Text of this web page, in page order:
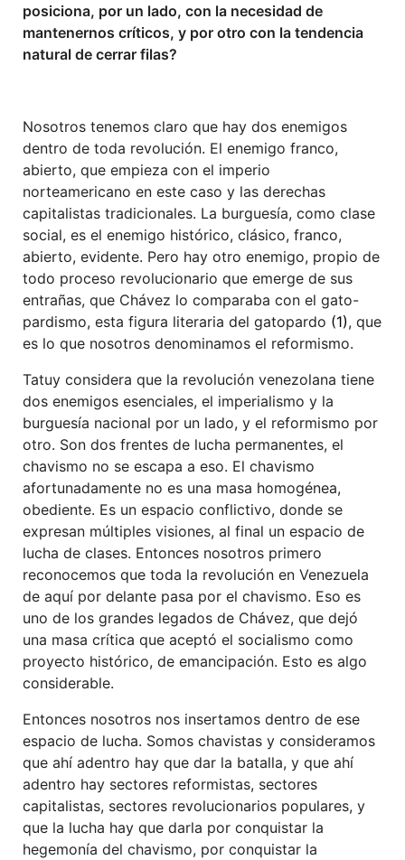
posiciona, por un lado, con la necesidad de
mantenernos críticos, y por otro con la tendencia
natural de cerrar filas?
Nosotros tenemos claro que hay dos enemigos
dentro de toda revolución. El enemigo franco,
abierto, que empieza con el imperio
norteamericano en este caso y las derechas
capitalistas tradicionales. La burguesía, como clase
social, es el enemigo histórico, clásico, franco,
abierto, evidente. Pero hay otro enemigo, propio de
todo proceso revolucionario que emerge de sus
entrañas, que Chávez lo comparaba con el gato-
pardismo, esta figura literaria del gatopardo (1), que
es lo que nosotros denominamos el reformismo.
Tatuy considera que la revolución venezolana tiene
dos enemigos esenciales, el imperialismo y la
burguesía nacional por un lado, y el reformismo por
otro. Son dos frentes de lucha permanentes, el
chavismo no se escapa a eso. El chavismo
afortunadamente no es una masa homogénea,
obediente. Es un espacio conflictivo, donde se
expresan múltiples visiones, al final un espacio de
lucha de clases. Entonces nosotros primero
reconocemos que toda la revolución en Venezuela
de aquí por delante pasa por el chavismo. Eso es
uno de los grandes legados de Chávez, que dejó
una masa crítica que aceptó el socialismo como
proyecto histórico, de emancipación. Esto es algo
considerable.
Entonces nosotros nos insertamos dentro de ese
espacio de lucha. Somos chavistas y consideramos
que ahí adentro hay que dar la batalla, y que ahí
adentro hay sectores reformistas, sectores
capitalistas, sectores revolucionarios populares, y
que la lucha hay que darla por conquistar la
hegemonía del chavismo, por conquistar la